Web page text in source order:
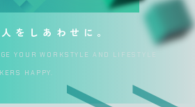
をしあわせに。
YOUR WORKSTYLE AND LIFESTYLE
HAPPY.